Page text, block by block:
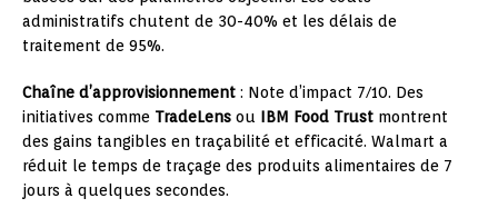
administratifs chutent de 30-40% et les délais de
traitement de 95%.
Chaîne d’approvisionnement : Note d’impact 7/10. Des
initiatives comme TradeLens ou IBM Food Trust montrent
des gains tangibles en traçabilité et efficacité. Walmart a
réduit le temps de traçage des produits alimentaires de 7
jours à quelques secondes.